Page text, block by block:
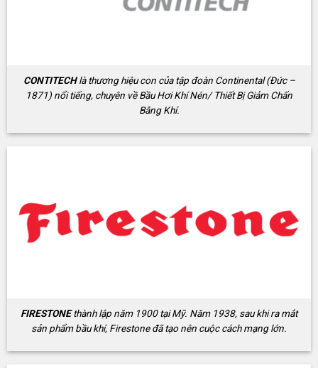
CONTITECHlà thương hiệu con của tập đoàn Continental (Đức –
1871) nổi tiếng, chuyên về Bầu Hơi Khí Nén/ Thiết Bị Giảm Chấn
Bằng Khí.
FIRESTONEthành lập năm 1900 tại Mỹ. Năm 1938, sau khi ra mắt
sản phẩm bầu khí, Firestone đã tạo nên cuộc cách mạng lớn.